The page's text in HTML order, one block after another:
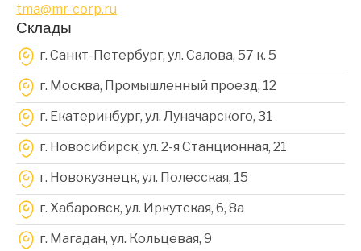
tma@mr-corp.ru
Склады
г. Санкт-Петербург, ул. Салова, 57 к. 5
г. Москва, Промышленный проезд, 12
г. Екатеринбург, ул. Луначарского, 31
г. Новосибирск, ул. 2-я Станционная, 21
г. Новокузнецк, ул. Полесская, 15
г. Хабаровск, ул. Иркутская, 6, 8a
г. Магадан, ул. Кольцевая, 9